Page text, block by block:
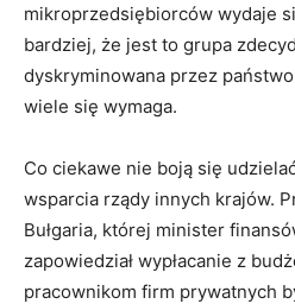
mikroprzedsiębiorców wydaje
bardziej, że jest to grupa
dyskryminowana przez
wiele się wymaga.
Co ciekawe nie boją się
wsparcia rządy innych krajów.
Bułgaria, której minister
zapowiedział wypłacanie z
pracownikom firm prywatnych